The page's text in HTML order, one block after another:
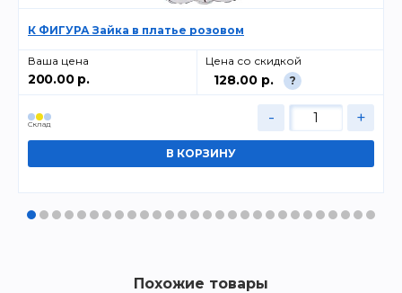
К ФИГУРА Зайка в платье розовом
Ваша цена
200.00 р.
Цена со скидкой
128.00 р. ?
Cклад - +
Похожие товары